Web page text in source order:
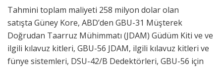
Tahmini toplam maliyeti 258 milyon dolar olan
satışta Güney Kore, ABD’den GBU-31 Müşterek
Doğrudan Taarruz Mühimmatı (JDAM) Güdüm Kiti ve ve
ilgili kılavuz kitleri, GBU-56 JDAM, ilgili kılavuz kitleri ve
fünye sistemleri, DSU-42/B Dedektörleri, GBU-56 için